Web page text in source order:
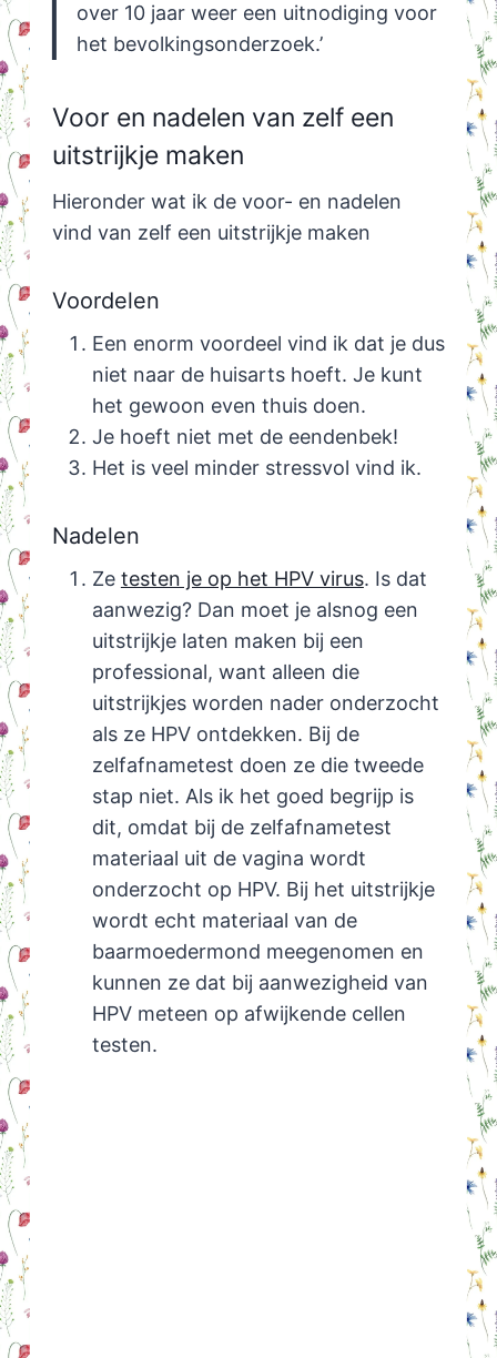
over 10 jaar weer een uitnodiging voor
het bevolkingsonderzoek.’
Voor en nadelen van zelf een
uitstrijkje maken
Hieronder wat ik de voor- en nadelen
vind van zelf een uitstrijkje maken
Voordelen
Een enorm voordeel vind ik dat je dus
niet naar de huisarts hoeft. Je kunt
het gewoon even thuis doen.
Je hoeft niet met de eendenbek!
Het is veel minder stressvol vind ik.
Nadelen
Ze testen je op het HPV virus. Is dat
aanwezig? Dan moet je alsnog een
uitstrijkje laten maken bij een
professional, want alleen die
uitstrijkjes worden nader onderzocht
als ze HPV ontdekken. Bij de
zelfafnametest doen ze die tweede
stap niet. Als ik het goed begrijp is
dit, omdat bij de zelfafnametest
materiaal uit de vagina wordt
onderzocht op HPV. Bij het uitstrijkje
wordt echt materiaal van de
baarmoedermond meegenomen en
kunnen ze dat bij aanwezigheid van
HPV meteen op afwijkende cellen
testen.